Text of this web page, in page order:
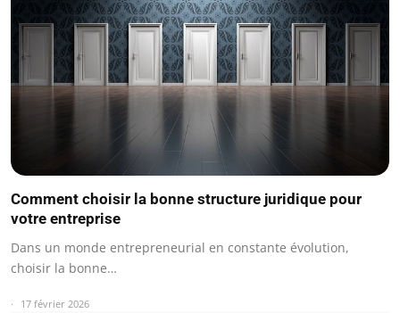
Comment choisir la bonne structure juridique pour
votre entreprise
Dans un monde entrepreneurial en constante évolution,
choisir la bonne…
17 février 2026